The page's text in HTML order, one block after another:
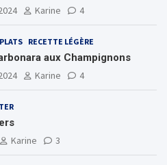
Karine 4
PLATS RECETTE LÉGÈRE
aux Champignons
Karine 4
Karine 3